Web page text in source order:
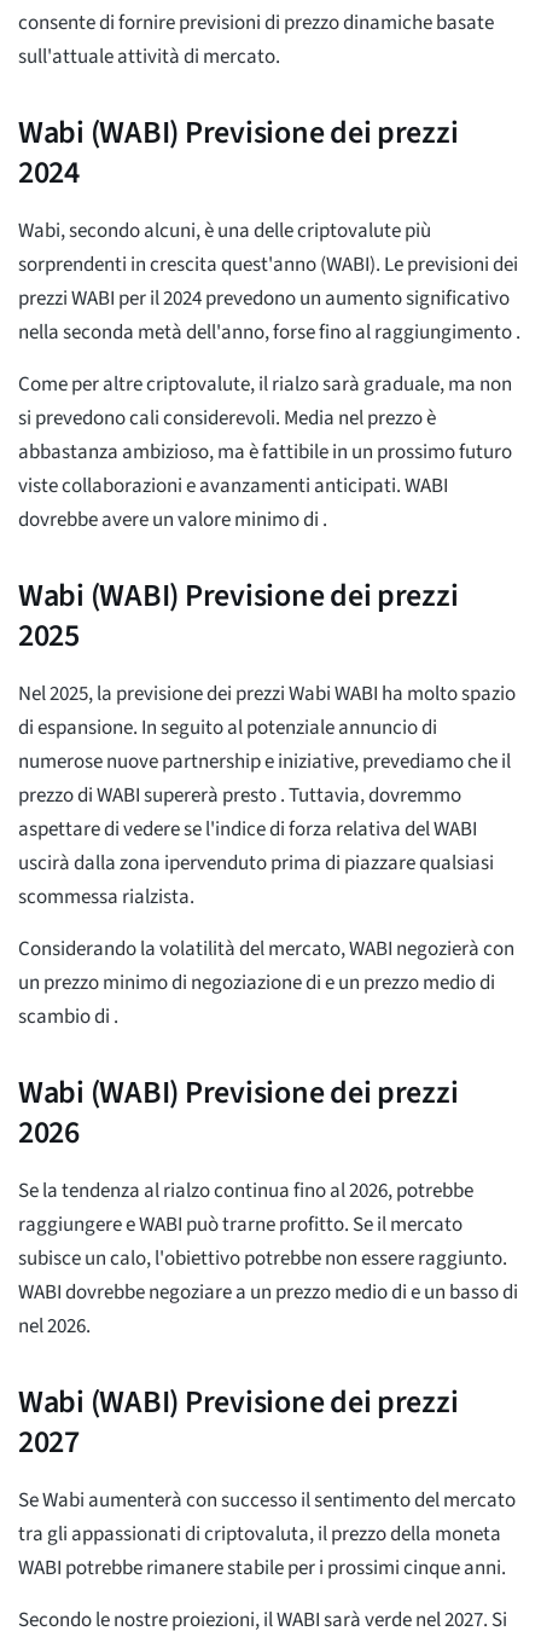
consente di fornire previsioni di prezzo dinamiche basate
sull'attuale attività di mercato.
Wabi (WABI) Previsione dei prezzi
2024
Wabi, secondo alcuni, è una delle criptovalute più
sorprendenti in crescita quest'anno (WABI). Le previsioni dei
prezzi WABI per il 2024 prevedono un aumento significativo
nella seconda metà dell'anno, forse fino al raggiungimento.
Come per altre criptovalute, il rialzo sarà graduale, ma non
si prevedono cali considerevoli. Media nel prezzo è
abbastanza ambizioso, ma è fattibile in un prossimo futuro
viste collaborazioni e avanzamenti anticipati. WABI
dovrebbe avere un valore minimo di .
Wabi (WABI) Previsione dei prezzi
2025
Nel 2025, la previsione dei prezzi Wabi WABI ha molto spazio
di espansione. In seguito al potenziale annuncio di
numerose nuove partnership e iniziative, prevediamo che il
prezzo di WABI supererà presto. Tuttavia, dovremmo
aspettare di vedere se l'indice di forza relativa del WABI
uscirà dalla zona ipervenduto prima di piazzare qualsiasi
scommessa rialzista.
Considerando la volatilità del mercato, WABI negozierà con
un prezzo minimo di negoziazione die un prezzo medio di
scambio di .
Wabi (WABI) Previsione dei prezzi
2026
Se la tendenza al rialzo continua fino al 2026, potrebbe
raggiungeree WABI può trarne profitto. Se il mercato
subisce un calo, l'obiettivo potrebbe non essere raggiunto.
WABI dovrebbe negoziare a un prezzo medio die un basso di
nel 2026.
Wabi (WABI) Previsione dei prezzi
2027
Se Wabi aumenterà con successo il sentimento del mercato
tra gli appassionati di criptovaluta, il prezzo della moneta
WABI potrebbe rimanere stabile per i prossimi cinque anni.
Secondo le nostre proiezioni, il WABI sarà verde nel 2027. Si